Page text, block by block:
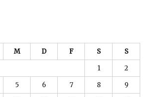
M D F S
S
1
2
5 6 7 8
9